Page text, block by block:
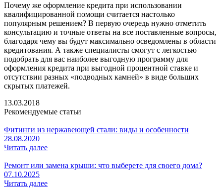
Почему же оформление кредита при использовании
квалифицированной помощи считается настолько
популярным решением? В первую очередь нужно отметить
консультацию и точные ответы на все поставленные вопросы,
благодаря чему вы будут максимально осведомлены в области
кредитования. А также специалисты смогут с легкостью
подобрать для вас наиболее выгодную программу для
оформления кредита при выгодной процентной ставке и
отсутствии разных «подводных камней» в виде больших
скрытых платежей.
13.03.2018
Рекомендуемые статьи
Фитинги из нержавеющей стали: виды и особенности
28.08.2020
Читать далее
Ремонт или замена крыши: что выберете для своего дома?
07.10.2025
Читать далее